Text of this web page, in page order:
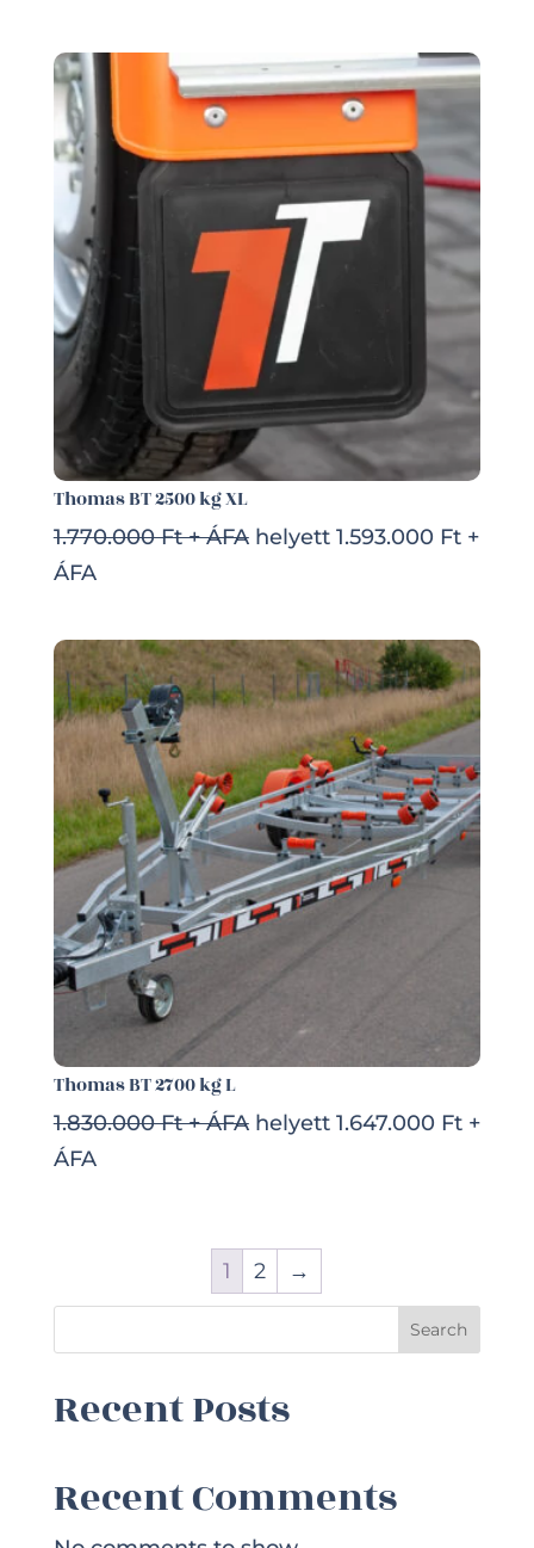
Thomas BT 2500 kg XL
1.770.000 Ft + ÁFAhelyett 1.593.000 Ft +
ÁFA
Thomas BT 2700 kg L
1.830.000 Ft + ÁFAhelyett 1.647.000 Ft +
ÁFA
1 2 →
Search
Recent Posts
Recent Comments